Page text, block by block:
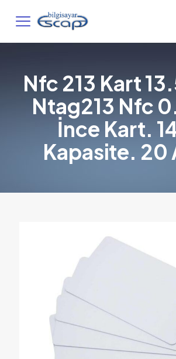
Nfc 213 Kart
Ntag213 Nfc
İnce Kart.
Kapasite. 20